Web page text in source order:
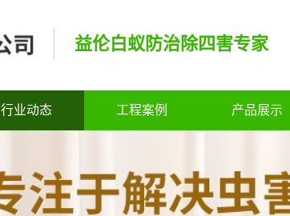
益伦白蚁防治除四害专家
行业动态 工程案例 产品展示